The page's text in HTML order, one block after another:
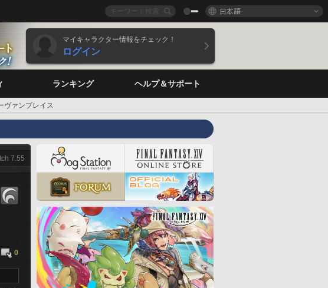
日本語
マイキャラクター情報をチェック！
ログイン
ランキング ヘルプ＆サポート
ヴァンブレイス
7.55
0